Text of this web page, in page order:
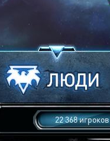
22 368 игроков